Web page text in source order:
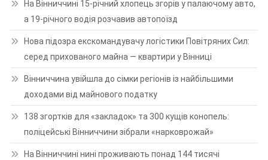
На Вінниччині 15-річний хлопець згорів у палаючому авто,
а 19-річного водія розчавив автопоїзд
Нова підозра екскомандувачу логістики Повітряних Сил:
серед прихованого майна — квартири у Вінниці
Вінниччина увійшла до сімки регіонів із найбільшими
доходами від майнового податку
138 згортків для «закладок» та 300 кущів конопель:
поліцейські Вінниччини зібрали «нарковрожай»
На Вінниччині нині проживають понад 144 тисячі